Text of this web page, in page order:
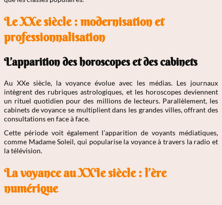
Le XXe siècle : modernisation et
professionnalisation
L’apparition des horoscopes et des cabinets
Au XXe siècle, la voyance évolue avec les médias. Les journaux
intègrent des rubriques astrologiques, et les horoscopes deviennent
un rituel quotidien pour des millions de lecteurs. Parallèlement, les
cabinets de voyance se multiplient dans les grandes villes, offrant des
consultations en face à face.
Cette période voit également l’apparition de voyants médiatiques,
comme Madame Soleil, qui popularise la voyance à travers la radio et
la télévision.
La voyance au XXIe siècle : l’ère
numérique